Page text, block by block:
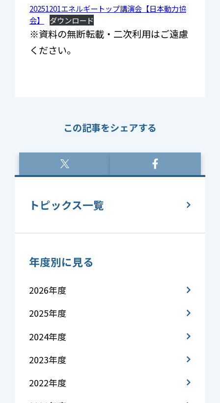
20251201エネルギートップ講演会【日本動力協
会】
ダウンロード
※資料の無断転載・二次利用はご遠慮
ください。
この記事をシェアする
トピックス一覧
年度別に見る
2026年度
2025年度
2024年度
2023年度
2022年度